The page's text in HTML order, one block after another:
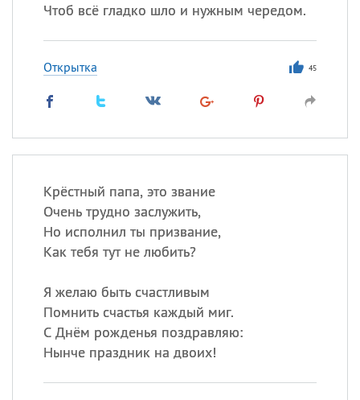
Чтоб всё гладко шло и нужным чередом.
Открытка 45
Крёстный папа, это звание
Очень трудно заслужить,
Но исполнил ты призвание,
Как тебя тут не любить?
Я желаю быть счастливым
Помнить счастья каждый миг.
С Днём рожденья поздравляю:
Нынче праздник на двоих!